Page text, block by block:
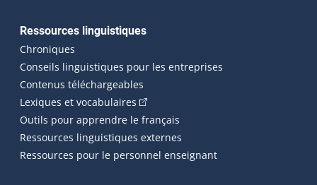
Ressources linguistiques
Chroniques
Conseils linguistiques pour les entreprises
Contenus téléchargeables
Lexiques et vocabulaires (Cet hyperlien externe s'ouvrira
Outils pour apprendre le français
Ressources linguistiques externes
Ressources pour le personnel enseignant